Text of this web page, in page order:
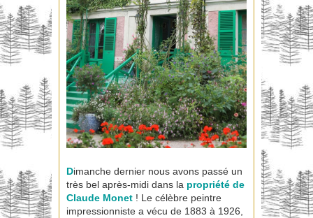
Dimanche dernier nous avons passé un
très bel après-midi dans la propriété de
Claude Monet ! Le célèbre peintre
impressionniste a vécu de 1883 à 1926,